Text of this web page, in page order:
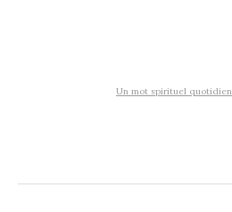
Un mot spirituel quotidien